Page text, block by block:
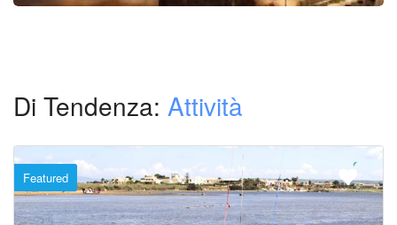
Di Tendenza: Attività
Featured